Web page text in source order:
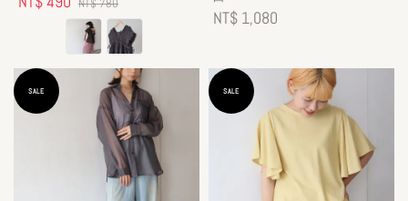
price
Regular
NT$ 1,080
SALE SALE